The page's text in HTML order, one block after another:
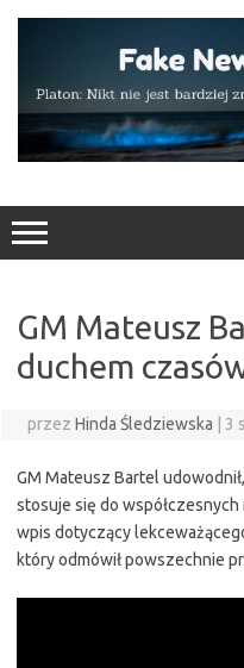
GM Mateusz
duchem
przez Hinda Śledziewska 3
GM Mateusz Bartel
stosuje się do współczesnych
wpis dotyczący
który odmówił powszechnie